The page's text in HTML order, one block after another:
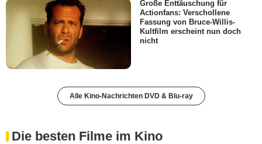
Große Enttäuschung für
Actionfans: Verschollene
Fassung von Bruce-Willis-
Kultfilm erscheint nun doch
nicht
Alle Kino-Nachrichten DVD & Blu-ray
Die besten Filme im Kino